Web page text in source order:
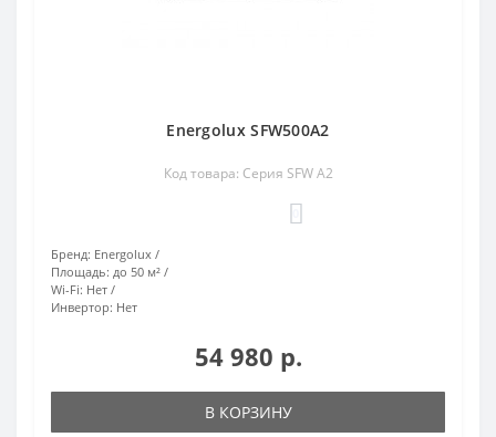
Energolux SFW500A2
Код товара: Cерия SFW А2
Бренд: Energolux
Площадь: до 50 м²
Wi-Fi: Нет
Инвертор: Нет
54 980 р.
В КОРЗИНУ